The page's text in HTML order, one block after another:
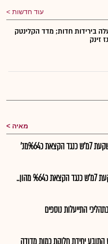
עוד חדשות
בירידות חדות; מדד הקלינטק
מאיה
התייעלות נוספים